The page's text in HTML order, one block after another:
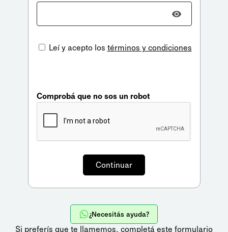
Leí y acepto los términos y condiciones
Comprobá que no sos un robot
¿Necesitás ayuda?
Si preferís que te llamemos, completá este formulario